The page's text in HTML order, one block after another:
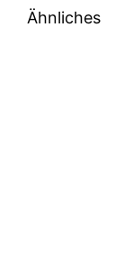
Ähnliches